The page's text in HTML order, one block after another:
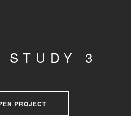
STUDY 3
PROJECT